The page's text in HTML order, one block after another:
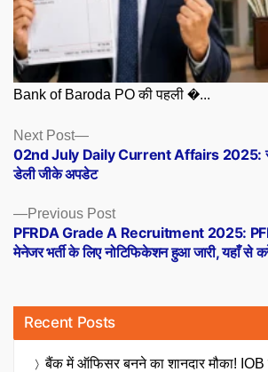
Bank of Baroda PO की पहली �...
Posts
navigation
Previous PostPrevious
post:
PFRDA Grade A Recruitment 2025:
मेनेजर भर्ती के लिए नोटिफिकेशन हुआ जारी, यहाँ से
Next Post
Next
post:
02nd July Daily Current Affairs 2025:
डेली जीके अपडेट
Recent Posts
बैंक में ऑफिसर बनने का शानदार मौका! IOB